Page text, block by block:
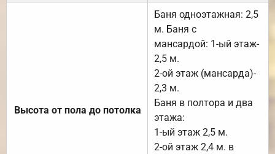
Высота от пола до потолка
Баня одноэтажная: 2,5
м. Баня с
мансардой: 1-ый этаж-
2,5 м.
2-ой этаж (мансарда)-
2,3 м.
Баня в полтора и два
этажа:
1-ый этаж 2,5 м.
2-ой этаж 2,4 м. в